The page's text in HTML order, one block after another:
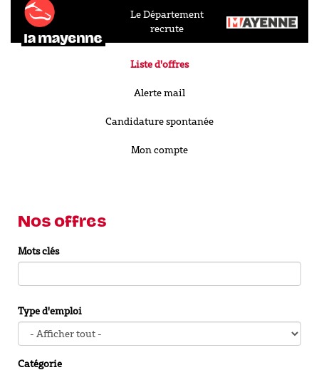
Le Département
recrute
Liste d'offres
Alerte mail
Candidature spontanée
Mon compte
Nos offres
Mots clés
Type d'emploi
Catégorie